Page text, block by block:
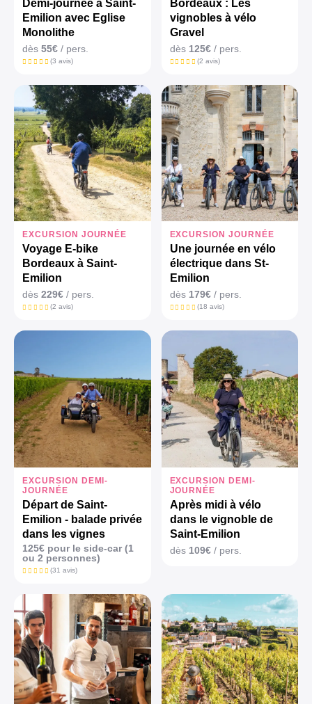
Demi-journée à Saint-
Emilion avec Eglise
Monolithe
dès 55€ / pers.
(3 avis)
Bordeaux : Les
vignobles à vélo
Gravel
dès 125€/ pers.
(2 avis)
EXCURSION JOURNÉE
Voyage E-bike
Bordeaux à Saint-
Emilion
dès 229€ / pers.
(2 avis)
EXCURSION JOURNÉE
Une journée en vélo
électrique dans St-
Emilion
dès 179€/ pers.
(18 avis)
EXCURSION DEMI-
JOURNÉE
Départ de Saint-
Emilion - balade privée
dans les vignes
125€ pour le side-car (1
ou 2 personnes)
(31 avis)
EXCURSION DEMI-
JOURNÉE
Après midi à vélo
dans le vignoble de
Saint-Emilion
dès 109€/ pers.